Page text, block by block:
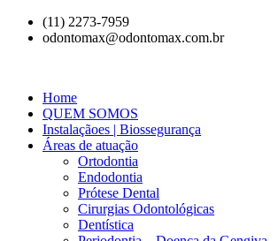
(11) 2273-7959
odontomax@odontomax.com.br
Home
QUEM SOMOS
Instalaçãoes | Biossegurança
Áreas de atuação
Ortodontia
Endodontia
Prótese Dental
Cirurgias Odontológicas
Dentística